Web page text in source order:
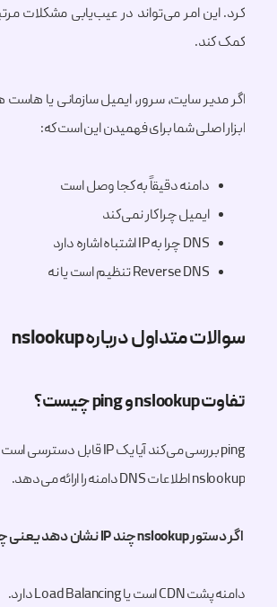
کمک کند.
ابزار اصلی شما برای فهمیدن این است که:
دامنه دقیقاً به کجا وصل است
ایمیل چرا کار نمی‌کند
DNS چرا به IP اشتباه اشاره دارد
Reverse DNS تنظیم است یا نه
سوالات متداول درباره nslookup
تفاوت nslookup و ping چیست؟
ping بررسی می‌کند آیا یک IP قابل دسترسی است یا نه.
nslookup اطلاعات DNS دامنه را ارائه می‌دهد.
اگر دستور nslookup چند IP نشان دهد یعنی چه؟
دامنه پشت CDN است یا Load Balancing دارد.